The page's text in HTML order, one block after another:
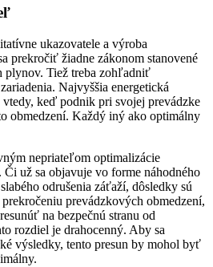
ukazovatele a výroba
prekročiť žiadne zákonom stanovené
plynov. Tiež treba zohľadniť
Najvyššia energetická
keď podnik pri svojej prevádzke
obmedzení. Každý iný ako optimálny
nepriateľom optimalizácie
už sa objavuje vo forme náhodného
odrušenia záťaží, dôsledky sú
prevádzkových obmedzení,
na bezpečnú stranu od
rozdiel je drahocenný. Aby sa
výsledky, tento presun by mohol byť